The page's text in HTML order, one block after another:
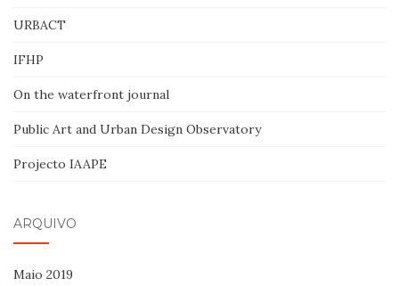
URBACT
IFHP
On the waterfront journal
Public Art and Urban Design Observatory
Projecto IAAPE
ARQUIVO
Maio 2019